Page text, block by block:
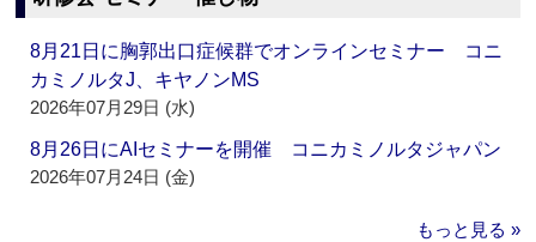
8月21日に胸郭出口症候群でオンラインセミナー コニ
カミノルタJ、キヤノンMS
2026年07月29日 (水)
8月26日にAIセミナーを開催 コニカミノルタジャパン
2026年07月24日 (金)
もっと見る »